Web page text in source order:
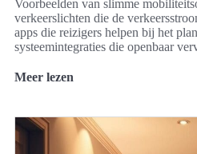
Voorbeelden van slimme
verkeerslichten die de
apps die reizigers helpen bij het
systeemintegraties die openbaar
Meer lezen